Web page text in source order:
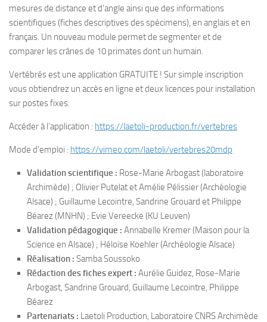
mesures de distance et d’angle ainsi que des informations
scientifiques (fiches descriptives des spécimens), en anglais et en
français. Un nouveau module permet de segmenter et de
comparer les crânes de 10 primates dont un humain.
Vertébrés est une application GRATUITE ! Sur simple inscription
vous obtiendrez un accès en ligne et deux licences pour installation
sur postes fixes.
Accéder à l’application : https://laetoli-production.fr/vertebres
Mode d’emploi : https://vimeo.com/laetoli/vertebres20mdp
Validation scientifique : Rose-Marie Arbogast (laboratoire
Archimède) ; Olivier Putelat et Amélie Pélissier (Archéologie
Alsace) ; Guillaume Lecointre, Sandrine Grouard et Philippe
Béarez (MNHN) ; Evie Vereecke (KU Leuven)
Validation pédagogique : Annabelle Kremer (Maison pour la
Science en Alsace) ; Héloïse Koehler (Archéologie Alsace)
Réalisation : Samba Soussoko
Rédaction des fiches expert : Aurélie Guidez, Rose-Marie
Arbogast, Sandrine Grouard, Guillaume Lecointre, Philippe
Béarez
Partenariats : Laetoli Production, Laboratoire CNRS Archimède